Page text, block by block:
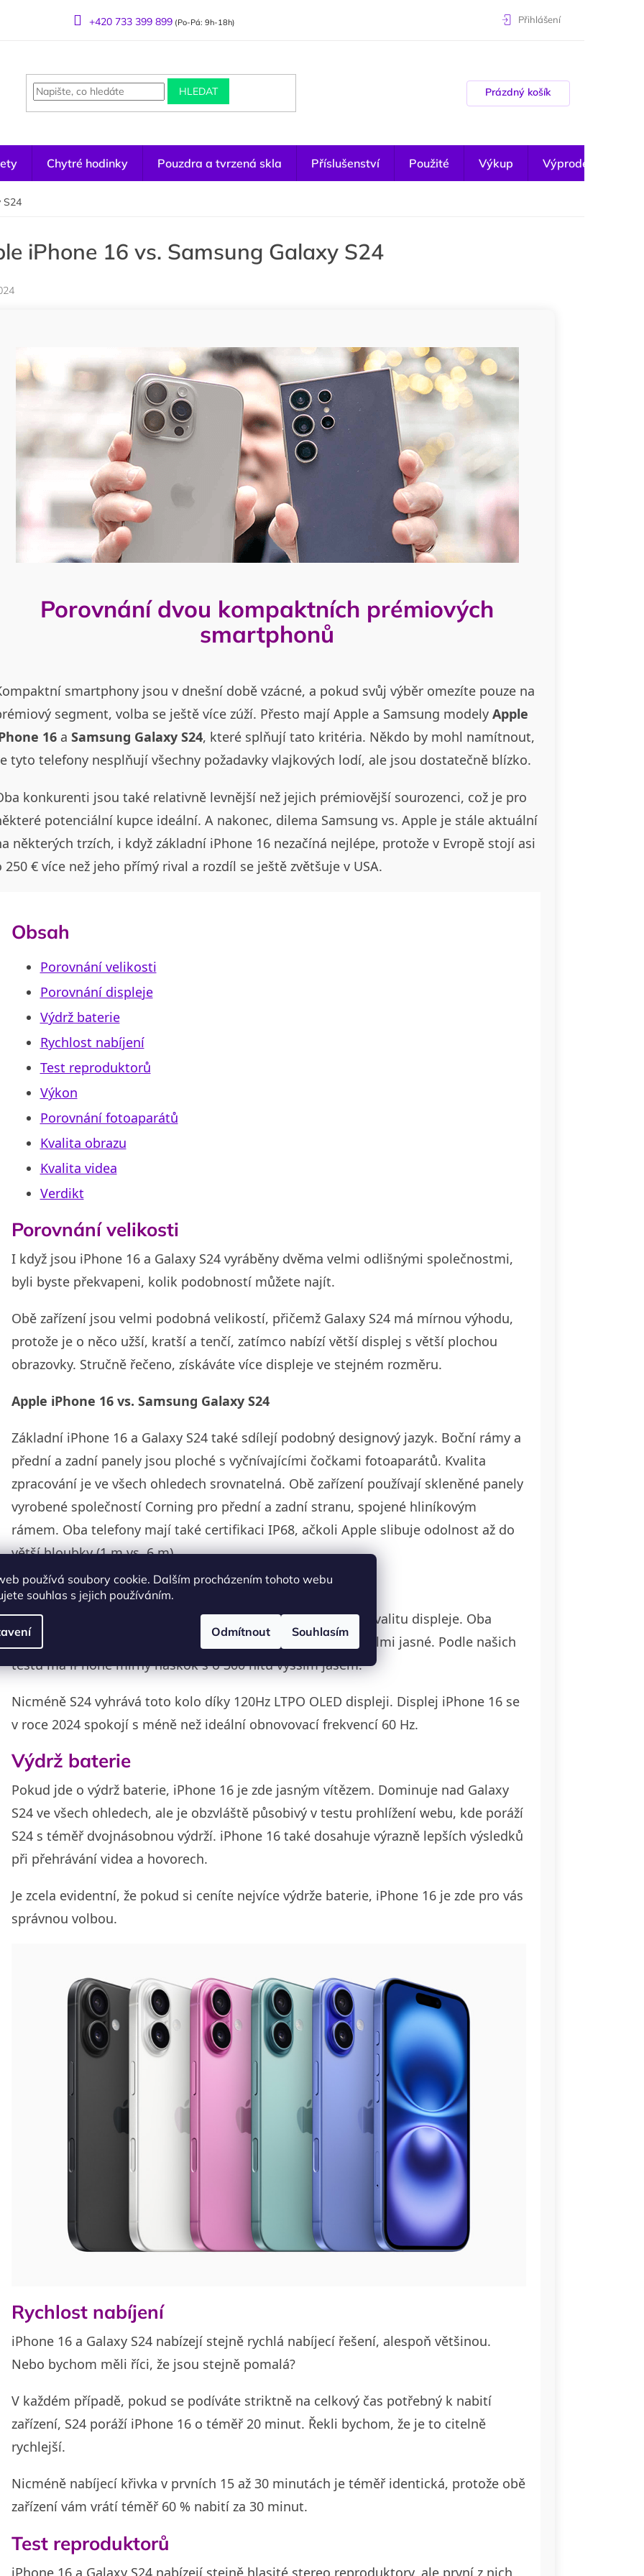
používá soubory cookie. Dalším procházením tohoto webu
souhlas s jejich používáním.
Odmítnout Souhlasím
+420 733 399 899(Po-Pá: 9h-18h) Přihlášení
HLEDAT Nákupní košík
Prázdný košík
Výprodej
Chytré hodinky Pouzdra a tvrzená skla Příslušenství Použité Výkup
S24
iPhone 16 vs. Samsung Galaxy S24
Porovnání dvou kompaktních prémiových
smartphonů
smartphony jsou v dnešní době vzácné, a pokud svůj výběr omezíte pouze na
segment, volba se ještě více zúží. Přesto mají Apple a Samsung modely Apple
16a Samsung Galaxy S24, které splňují tato kritéria. Někdo by mohl namítnout,
tyto telefony nesplňují všechny požadavky vlajkových lodí, ale jsou dostatečně blízko.
konkurenti jsou také relativně levnější než jejich prémiovější sourozenci, což je pro
potenciální kupce ideální. A nakonec, dilema Samsung vs. Apple je stále aktuální
některých trzích, i když základní iPhone 16 nezačíná nejlépe, protože v Evropě stojí asi
250 € více než jeho přímý rival a rozdíl se ještě zvětšuje v USA.
Obsah
Porovnání velikosti
Porovnání displeje
Výdrž baterie
Rychlost nabíjení
Test reproduktorů
Výkon
Porovnání fotoaparátů
Kvalita obrazu
Kvalita videa
Verdikt
Porovnání velikosti
I když jsou iPhone 16 a Galaxy S24 vyráběny dvěma velmi odlišnými společnostmi,
byli byste překvapeni, kolik podobností můžete najít.
Obě zařízení jsou velmi podobná velikostí, přičemž Galaxy S24 má mírnou výhodu,
protože je o něco užší, kratší a tenčí, zatímco nabízí větší displej s větší plochou
obrazovky. Stručně řečeno, získáváte více displeje ve stejném rozměru.
Apple iPhone 16 vs. Samsung Galaxy S24
Základní iPhone 16 a Galaxy S24 také sdílejí podobný designový jazyk. Boční rámy a
přední a zadní panely jsou ploché s vyčnívajícími čočkami fotoaparátů. Kvalita
zpracování je ve všech ohledech srovnatelná. Obě zařízení používají skleněné panely
vyrobené společností Corning pro přední a zadní stranu, spojené hliníkovým
rámem. Oba telefony mají také certifikaci IP68, ačkoli Apple slibuje odolnost až do
větší hloubky (1 m vs. 6 m).
Porovnání displeje
iPhone 16 a Galaxy S24 nedělají kompromisy, pokud jde o kvalitu displeje. Oba
panely podporují stejná HDR standardy a oba mohou být velmi jasné. Podle našich
testů má iPhone mírný náskok s o 300 nitů vyšším jasem.
Nicméně S24 vyhrává toto kolo díky 120Hz LTPO OLED displeji. Displej iPhone 16 se
v roce 2024 spokojí s méně než ideální obnovovací frekvencí 60 Hz.
Výdrž baterie
Pokud jde o výdrž baterie, iPhone 16 je zde jasným vítězem. Dominuje nad Galaxy
S24 ve všech ohledech, ale je obzvláště působivý v testu prohlížení webu, kde poráží
S24 s téměř dvojnásobnou výdrží. iPhone 16 také dosahuje výrazně lepších výsledků
při přehrávání videa a hovorech.
Je zcela evidentní, že pokud si ceníte nejvíce výdrže baterie, iPhone 16 je zde pro vás
správnou volbou.
Rychlost nabíjení
iPhone 16 a Galaxy S24 nabízejí stejně rychlá nabíjecí řešení, alespoň většinou.
Nebo bychom měli říci, že jsou stejně pomalá?
V každém případě, pokud se podíváte striktně na celkový čas potřebný k nabití
zařízení, S24 poráží iPhone 16 o téměř 20 minut. Řekli bychom, že je to citelně
rychlejší.
Nicméně nabíjecí křivka v prvních 15 až 30 minutách je téměř identická, protože obě
zařízení vám vrátí téměř 60 % nabití za 30 minut.
Test reproduktorů
iPhone 16 a Galaxy S24 nabízejí stejně hlasité stereo reproduktory, ale první z nich